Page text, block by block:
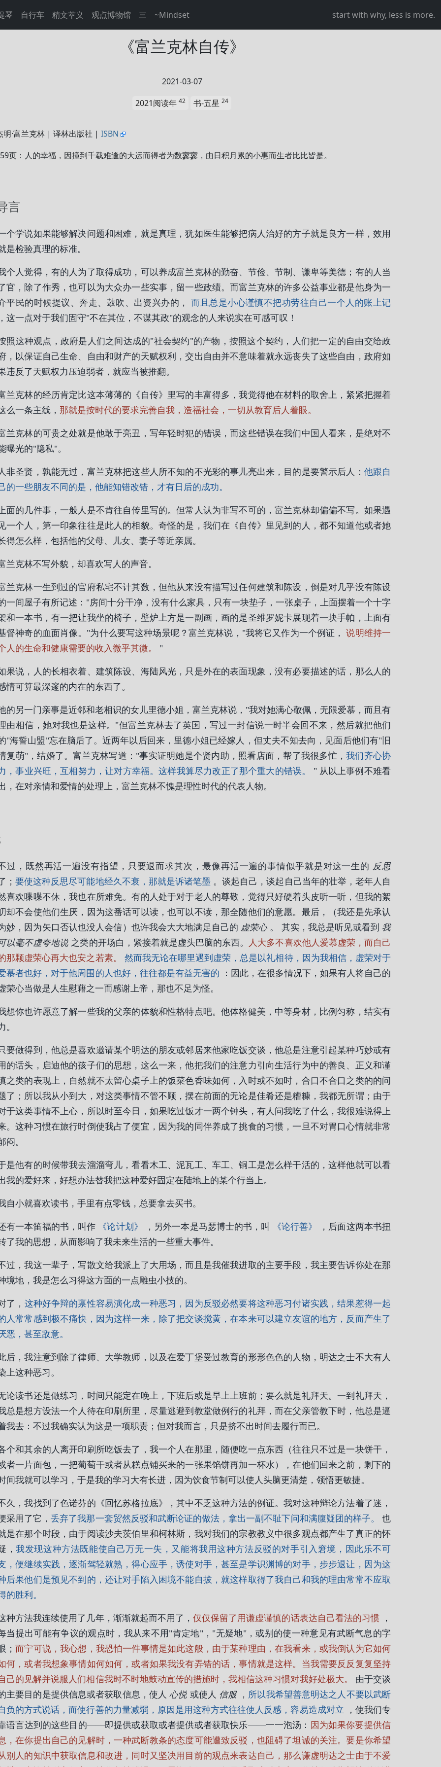
琴 自行车 精文萃义 观点博物馆 三 ~Mindset start with why, less is more.
《富兰克林自传》
2021-03-07
2021阅读年 42 书-五星 24
明·富兰克林 | 译林出版社 | ISBN
页：人的幸福，因撞到千载难逢的大运而得者为数寥寥，由日积月累的小惠而生者比比皆是。
言
个学说如果能够解决问题和困难，就是真理，犹如医生能够把病人治好的方子就是良方一样，效用
是检验真理的标准。
个人觉得，有的人为了取得成功，可以养成富兰克林的勤奋、节俭、节制、谦卑等美德；有的人当
官，除了作秀，也可以为大众办一些实事，留一些政绩。而富兰克林的许多公益事业都是他身为一
平民的时候提议、奔走、鼓吹、出资兴办的，而且总是小心谨慎不把功劳往自己一个人的账上记
这一点对于我们固守"不在其位，不谋其政"的观念的人来说实在可感可叹！
照这种观点，政府是人们之间达成的"社会契约"的产物，按照这个契约，人们把一定的自由交给政
，以保证自己生命、自由和财产的天赋权利，交出自由并不意味着就永远丧失了这些自由，政府如
违反了天赋权力压迫弱者，就应当被推翻。
兰克林的经历肯定比这本薄薄的《自传》里写的丰富得多，我觉得他在材料的取舍上，紧紧把握着
么一条主线， 那就是按时代的要求完善自我，造福社会，一切从教育后人着眼。
兰克林的可贵之处就是他敢于亮丑，写年轻时犯的错误，而这些错误在我们中国人看来，是绝对不
曝光的"隐私"。
非圣贤，孰能无过，富兰克林把这些人所不知的不光彩的事儿亮出来，目的是要警示后人： 他跟自
的一些朋友不同的是，他能知错改错，才有日后的成功。
面的几件事，一般人是不肯往自传里写的。但常人认为非写不可的，富兰克林却偏偏不写。如果遇
一个人，第一印象往往是此人的相貌。奇怪的是，我们在《自传》里见到的人，都不知道他或者她
得怎么样，包括他的父母、儿女、妻子等近亲属。
兰克林不写外貌，却喜欢写人的声音。
兰克林一生到过的官府私宅不计其数，但他从来没有描写过任何建筑和陈设，倒是对几乎没有陈设
一间屋子有所记述："房间十分干净，没有什么家具，只有一块垫子，一张桌子，上面摆着一个十字
和一本书，有一把让我坐的椅子，壁炉上方是一副画，画的是圣维罗妮卡展现着一块手帕，上面有
督神奇的血面肖像。"为什么要写这种场景呢？富兰克林说，"我将它又作为一个例证，说明维持一
人的生命和健康需要的收入微乎其微。
"
果说，人的长相衣着、建筑陈设、海陆风光，只是外在的表面现象，没有必要描述的话，那么人的
情可算最深邃的内在的东西了。
的另一门亲事是近邻和老相识的女儿里德小姐，富兰克林说，"我对她满心敬佩，无限爱慕，而且有
由相信，她对我也是这样。"但富兰克林去了英国，写过一封信说一时半会回不来，然后就把他们
"海誓山盟"忘在脑后了。近两年以后回来，里德小姐已经嫁人，但丈夫不知去向，见面后他们有"旧
复萌"，结婚了。富兰克林写道："事实证明她是个贤内助，照看店面，帮了我很多忙， 我们齐心协
，事业兴旺，互相努力，让对方幸福。这样我算尽力改正了那个重大的错误。
" 从以上事例不难看
，在对亲情和爱情的处理上，富兰克林不愧是理性时代的代表人物。
过，既然再活一遍没有指望，只要退而求其次，最像再活一遍的事情似乎就是对这一生的 反思
；要使这种反思尽可能地经久不衰，那就是诉诸笔墨 。谈起自己，谈起自己当年的壮举，老年人自
喜欢喋喋不休，我也在所难免。有的人处于对于老人的尊敬，觉得只好硬着头皮听一听，但我的絮
却不会使他们生厌，因为这番话可以读，也可以不读，那全随他们的意愿。最后，（我还是先承认
妙，因为矢口否认也没人会信）也许我会大大地满足自己的 虚荣心 。 其实，我总是听见或看到 我
以毫不虚夸地说 之类的开场白，紧接着就是虚头巴脑的东西。
人大多不喜欢他人爱慕虚荣，而自己
那颗虚荣心再大也安之若素。
然而我无论在哪里遇到虚荣，总是以礼相待，因为我相信，虚荣对于
慕者也好，对于他周围的人也好，往往都是有益无害的 ：因此，在很多情况下，如果有人将自己的
荣心当做是人生慰藉之一而感谢上帝，那也不足为怪。
想你也许愿意了解一些我的父亲的体貌和性格特点吧。他体格健美，中等身材，比例匀称，结实有
。
要做得到，他总是喜欢邀请某个明达的朋友或邻居来他家吃饭交谈，他总是注意引起某种巧妙或有
的话头，启迪他的孩子们的思想，这么一来，他把我们的注意力引向生活行为中的善良、正义和谨
之类的表现上，自然就不太留心桌子上的饭菜色香味如何，入时或不如时，合口不合口之类的的问
了；所以我从小到大，对这类事情不管不顾，摆在前面的无论是佳肴还是糟糠，我都无所谓；由于
于这类事情不上心，所以时至今日，如果吃过饭才一两个钟头，有人问我吃了什么，我很难说得上
。这种习惯在旅行时倒使我占了便宜，因为我的同伴养成了挑食的习惯，一旦不对胃口心情就非常
闷。
是他有的时候带我去溜溜弯儿，看看木工、泥瓦工、车工、铜工是怎么样干活的，这样他就可以看
我的爱好来，好想办法替我把这种爱好固定在陆地上的某个行当上。
自小就喜欢读书，手里有点零钱，总要拿去买书。
有一本笛福的书，叫作 《论计划》 ，另外一本是马瑟博士的书，叫 《论行善》
，后面这两本书扭
了我的思想，从而影响了我未来生活的一些重大事件。
过，我这一辈子，写散文给我派上了大用场，而且是我催我进取的主要手段，我主要告诉你处在那
境地，我是怎么习得这方面的一点雕虫小技的。
了， 这种好争辩的禀性容易演化成一种恶习，因为反驳必然要将这种恶习付诸实践，结果惹得一起
人常常感到极不痛快，因为这样一来，除了把交谈搅黄，在本来可以建立友谊的地方，反而产生了
恶，甚至敌意。
后，我注意到除了律师、大学教师，以及在爱丁堡受过教育的形形色色的人物，明达之士不大有人
上这种恶习。
论读书还是做练习，时间只能定在晚上，下班后或是早上上班前；要么就是礼拜天。一到礼拜天，
总是想方设法一个人待在印刷所里，尽量逃避到教堂做例行的礼拜，而在父亲管教下时，他总是逼
我去：不过我确实认为这是一项职责；但对我而言，只是挤不出时间去履行而已。
个和其余的人离开印刷所吃饭去了，我一个人在那里，随便吃一点东西（往往只不过是一块饼干，
者一片面包，一把葡萄干或者从糕点铺买来的一张果馅饼再加一杯水），在他们回来之前，剩下的
间我就可以学习，于是我的学习大有长进，因为饮食节制可以使人头脑更清楚，领悟更敏捷。
久，我找到了色诺芬的《回忆苏格拉底》，其中不乏这种方法的例证。我对这种辩论方法着了迷，
采用了它，丢弃了我那一套贸然反驳和武断论证的做法，拿出一副不耻下问和满腹疑团的样子。
也
是在那个时段，由于阅读沙夫茨伯里和柯林斯，我对我们的宗教教义中很多观点都产生了真正的怀
，我发现这种方法既能使自己万无一失，又能将我用这种方法反驳的对手引入窘境，因此乐不可
，便继续实践，逐渐驾轻就熟，得心应手，诱使对手，甚至是学识渊博的对手，步步退让，因为这
后果他们是预见不到的，还让对手陷入困境不能自拔，就这样取得了我自己和我的理由常常不应取
的胜利。
种方法我连续使用了几年，渐渐就起而不用了， 仅仅保留了用谦虚谨慎的话表达自己看法的习惯，
当提出可能有争议的观点时，我从来不用"肯定地"，"无疑地"，或别的使一种意见有武断气息的字
；而宁可说，我心想，我恐怕一件事情是如此这般，由于某种理由，在我看来，或我倒认为它如何
何，或者我想象事情如何如何，或者如果我没有弄错的话，事情就是这样。当我需要反反复复坚持
己的见解并说服人们相信我时不时地鼓动宣传的措施时，我相信这种习惯对我好处极大。
由于交谈
主要目的是提供信息或者获取信息，使人心悦 或使人 信服， 所以我希望善意明达之人不要以武断
负的方式说话，而使行善的力量减弱，原因是用这种方式往往使人反感，容易造成对立 ，使我们专
语言达到的这些目的——即提供或获取或者提供或者获取快乐——一一泡汤： 因为如果你要提供信
，在你提出自己的见解时，一种武断教条的态度可能遭致反驳，也阻碍了坦诚的关注。要是你希望
别人的知识中获取信息和改进，同时又坚决用目前的观点来表达自己，那么谦虚明达之士由于不爱